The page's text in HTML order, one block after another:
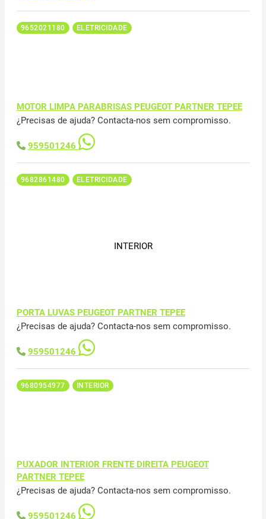
9652021180 ELETRICIDADE
MOTOR LIMPA PARABRISAS PEUGEOT PARTNER TEPEE
¿Precisas de ajuda? Contacta-nos sem compromisso.
959501246
9682861480 ELETRICIDADE
INTERIOR
PORTA LUVAS PEUGEOT PARTNER TEPEE
¿Precisas de ajuda? Contacta-nos sem compromisso.
959501246
9680954977 INTERIOR
PUXADOR INTERIOR FRENTE DIREITA PEUGEOT
PARTNER TEPEE
¿Precisas de ajuda? Contacta-nos sem compromisso.
959501246